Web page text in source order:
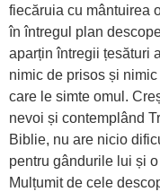
fiecăruia cu mântuirea
în întregul plan
aparțin întregii țesături
nimic de prisos și
care le simte omul.
nevoi și contemplând
Biblie, nu are nicio
pentru gândurile lui și
Mulțumit de cele